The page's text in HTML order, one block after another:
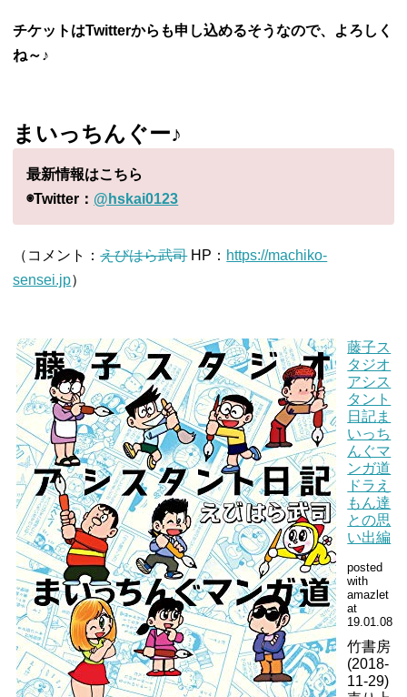
チケットはTwitterからも申し込めるそうなので、よろしく
ね～♪
まいっちんぐー♪
最新情報はこちら
◉Twitter： @hskai0123
（コメント：えびはら武司HP： https://machiko-
sensei.jp）
藤子ス
タジオ
アシス
タント
日記ま
いっち
んぐマ
ンガ道
ドラえ
もん達
との思
い出編
posted
with
amazlet
at
19.01.08
竹書房
(2018-
11-29)